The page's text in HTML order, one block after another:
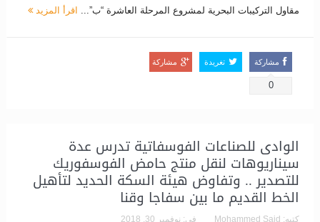
مقاول التركيبات البحرية لمشروع المرحلة العاشرة “ب”... اقرأ المزيد
مشاركة
0
تغريدة مشاركة
الوادى للصناعات الفوسفاتية تدرس عدة
سيناريوهات لنقل منتج حامض الفوسفوريك
للتصدير .. وتفاوض هيئة السكة الحديد لتأهيل
الخط القديم ما بين سفاجا وقنا
كتبه: Mohammed Said فى: نوفمبر 30, 2018